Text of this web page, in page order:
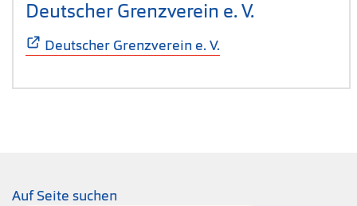
Deutscher Grenzverein e. V.
Deutscher Grenzverein e. V.
Auf Seite suchen